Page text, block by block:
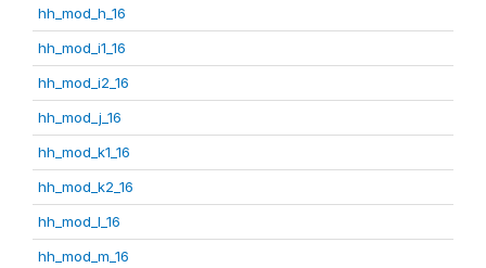
hh_mod_h_16
hh_mod_i1_16
hh_mod_i2_16
hh_mod_j_16
hh_mod_k1_16
hh_mod_k2_16
hh_mod_l_16
hh_mod_m_16